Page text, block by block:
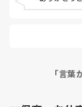
「言